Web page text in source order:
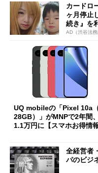
カードロ
ヶ月停止
続き』を
AD（渋谷法務
UQ mobileの「Pixel 10a
28GB）」がMNPで2年間
1.1万円に【スマホお得情報
全経営者
パのビジ